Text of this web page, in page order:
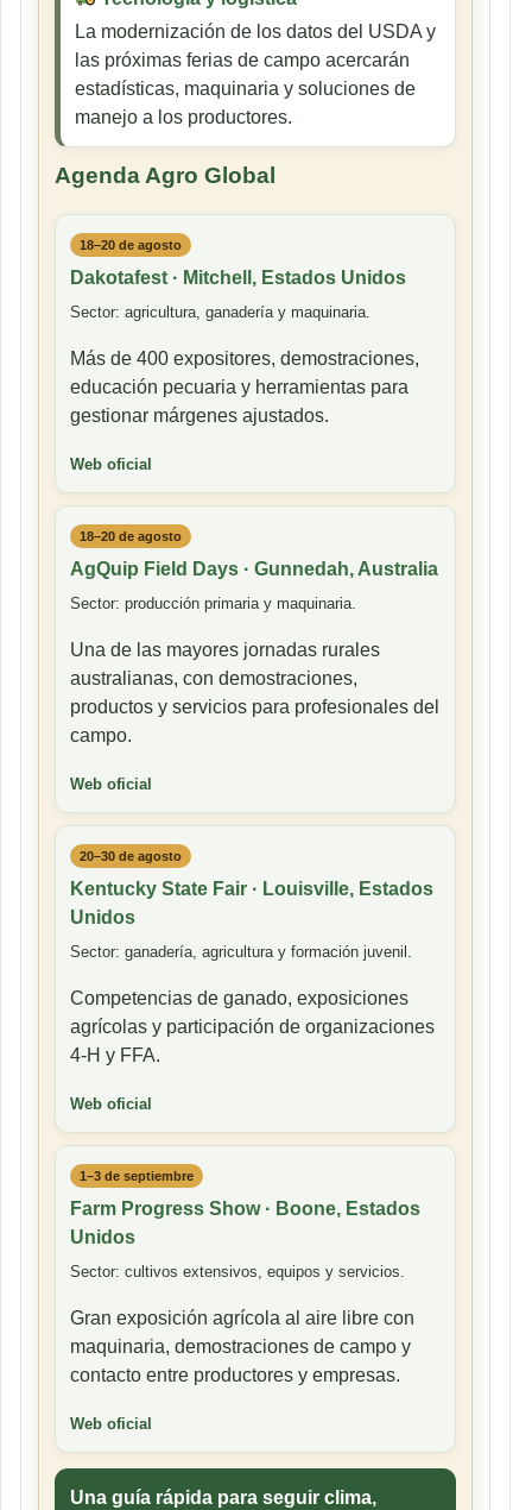
La modernización de los datos del USDA y
las próximas ferias de campo acercarán
estadísticas, maquinaria y soluciones de
manejo a los productores.
Agenda Agro Global
18–20 de agosto
Dakotafest · Mitchell, Estados Unidos
Sector: agricultura, ganadería y maquinaria.
Más de 400 expositores, demostraciones,
educación pecuaria y herramientas para
gestionar márgenes ajustados.
Web oficial
18–20 de agosto
AgQuip Field Days · Gunnedah, Australia
Sector: producción primaria y maquinaria.
Una de las mayores jornadas rurales
australianas, con demostraciones,
productos y servicios para profesionales del
campo.
Web oficial
20–30 de agosto
Kentucky State Fair · Louisville, Estados
Unidos
Sector: ganadería, agricultura y formación juvenil.
Competencias de ganado, exposiciones
agrícolas y participación de organizaciones
4-H y FFA.
Web oficial
1–3 de septiembre
Farm Progress Show · Boone, Estados
Unidos
Sector: cultivos extensivos, equipos y servicios.
Gran exposición agrícola al aire libre con
maquinaria, demostraciones de campo y
contacto entre productores y empresas.
Web oficial
Una guía rápida para seguir clima,